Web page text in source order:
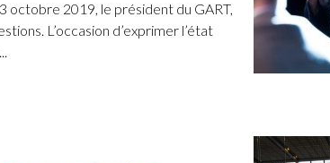
octobre 2019, le président du GART,
L’occasion d’exprimer l’état